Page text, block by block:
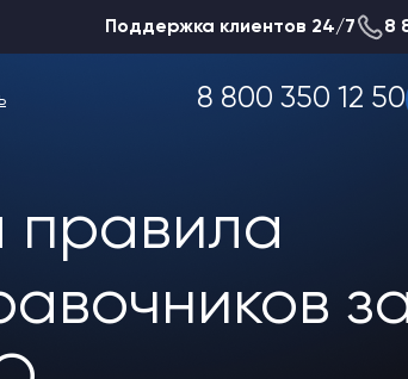
Поддержка клиентов 24/7 8
8 800 350 12 50
правила